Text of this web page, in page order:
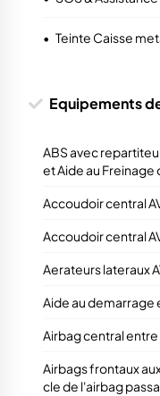
• Teinte Caisse
Equipements
ABS avec
et Aide au Freinage
Accoudoir central
Accoudoir central
Aerateurs lateraux
Aide au demarrage
Airbag central entre
Airbags frontaux
cle de l'airbag